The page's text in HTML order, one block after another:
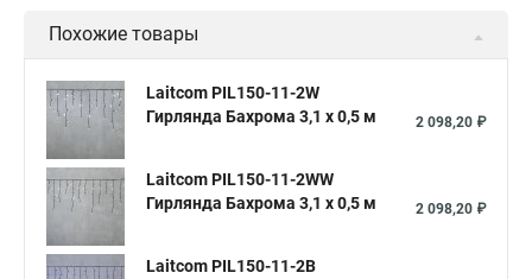
Похожие товары
Laitcom PIL150-11-2W
Гирлянда Бахрома 3,1 x 0,5 м
2 098,20 ₽
Laitcom PIL150-11-2WW
Гирлянда Бахрома 3,1 x 0,5 м
2 098,20 ₽
Laitcom PIL150-11-2B